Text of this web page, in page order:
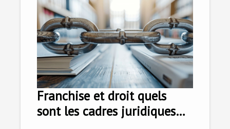
Franchise et droit quels
sont les cadres juridiques